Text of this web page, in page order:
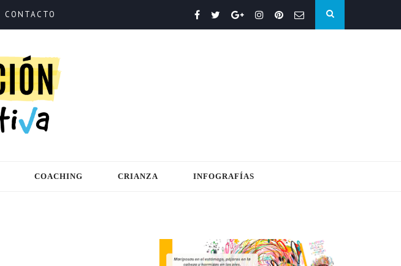
CONTACTO
COACHING CRIANZA INFOGRAFÍAS